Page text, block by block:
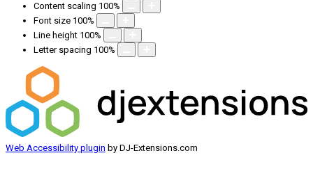
Content scaling 100%
Font size 100%
Line height 100%
Letter spacing 100%
Web Accessibility plugin by DJ-Extensions.com